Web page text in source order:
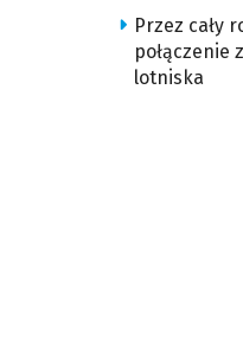
Przez cały
połączenie
lotniska